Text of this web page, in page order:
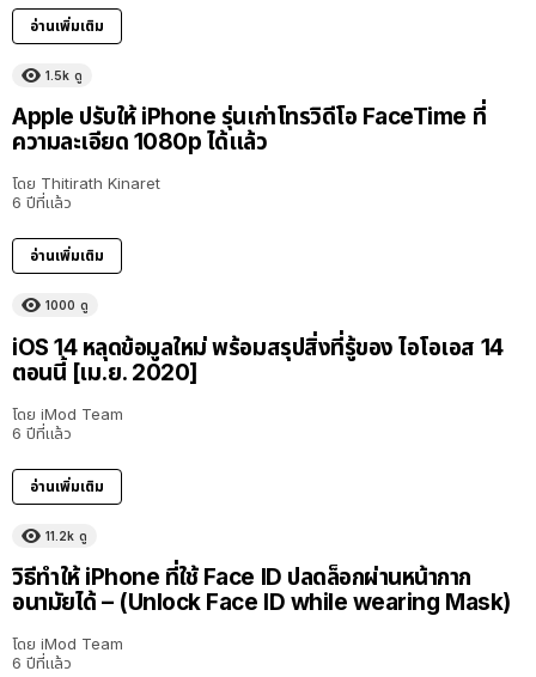
อ่านเพิ่มเติม
1.5k ดู
Apple ปรับให้ iPhone รุ่นเก่าโทรวิดีโอ FaceTime ที่
ความละเอียด 1080p ได้แล้ว
โดย Thitirath Kinaret
6 ปีที่แล้ว
อ่านเพิ่มเติม
1000 ดู
iOS 14 หลุดข้อมูลใหม่ พร้อมสรุปสิ่งที่รู้ของ ไอโอเอส 14
ตอนนี้ [เม.ย. 2020]
โดย iMod Team
6 ปีที่แล้ว
อ่านเพิ่มเติม
11.2k ดู
วิธีทำให้ iPhone ที่ใช้ Face ID ปลดล็อกผ่านหน้ากาก
อนามัยได้ – (Unlock Face ID while wearing Mask)
โดย iMod Team
6 ปีที่แล้ว